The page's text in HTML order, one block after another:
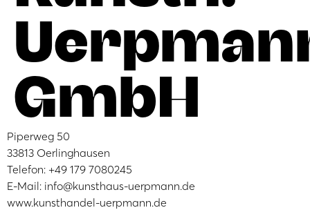
GmbH
Piperweg 50
33813 Oerlinghausen
Telefon: +49 179 7080245
E-Mail: info@kunsthaus-uerpmann.de
www.kunsthandel-uerpmann.de